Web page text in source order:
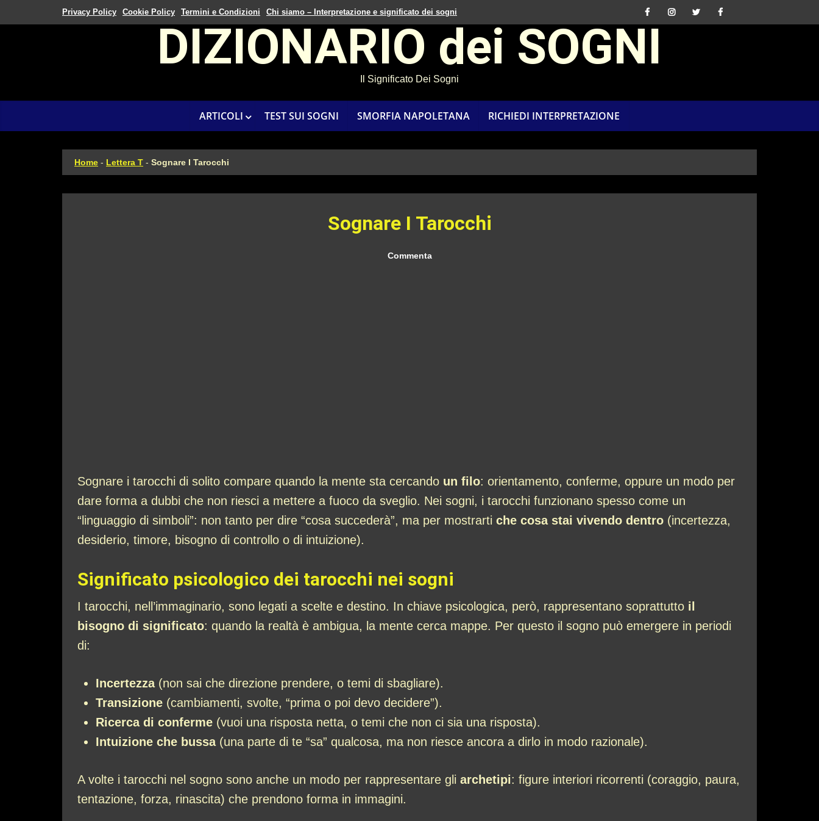
Privacy Policy Cookie Policy Termini e Condizioni Chi siamo – Interpretazione e significato dei sogni
DIZIONARIO dei SOGNI
Il Significato Dei Sogni
ARTICOLI TEST SUI SOGNI SMORFIA NAPOLETANA RICHIEDI INTERPRETAZIONE
Home - Lettera T - Sognare I Tarocchi
Sognare I Tarocchi
Commenta
Sognare i tarocchi di solito compare quando la mente sta cercando un filo: orientamento, conferme, oppure un modo per
dare forma a dubbi che non riesci a mettere a fuoco da sveglio. Nei sogni, i tarocchi funzionano spesso come un
“linguaggio di simboli”: non tanto per dire “cosa succederà”, ma per mostrarti che cosa stai vivendo dentro (incertezza,
desiderio, timore, bisogno di controllo o di intuizione).
Significato psicologico dei tarocchi nei sogni
I tarocchi, nell’immaginario, sono legati a scelte e destino. In chiave psicologica, però, rappresentano soprattutto il
bisogno di significato: quando la realtà è ambigua, la mente cerca mappe. Per questo il sogno può emergere in periodi
di:
Incertezza(non sai che direzione prendere, o temi di sbagliare).
Transizione (cambiamenti, svolte, “prima o poi devo decidere”).
Ricerca di conferme (vuoi una risposta netta, o temi che non ci sia una risposta).
Intuizione che bussa(una parte di te “sa” qualcosa, ma non riesce ancora a dirlo in modo razionale).
A volte i tarocchi nel sogno sono anche un modo per rappresentare gli archetipi: figure interiori ricorrenti (coraggio, paura,
tentazione, forza, rinascita) che prendono forma in immagini.